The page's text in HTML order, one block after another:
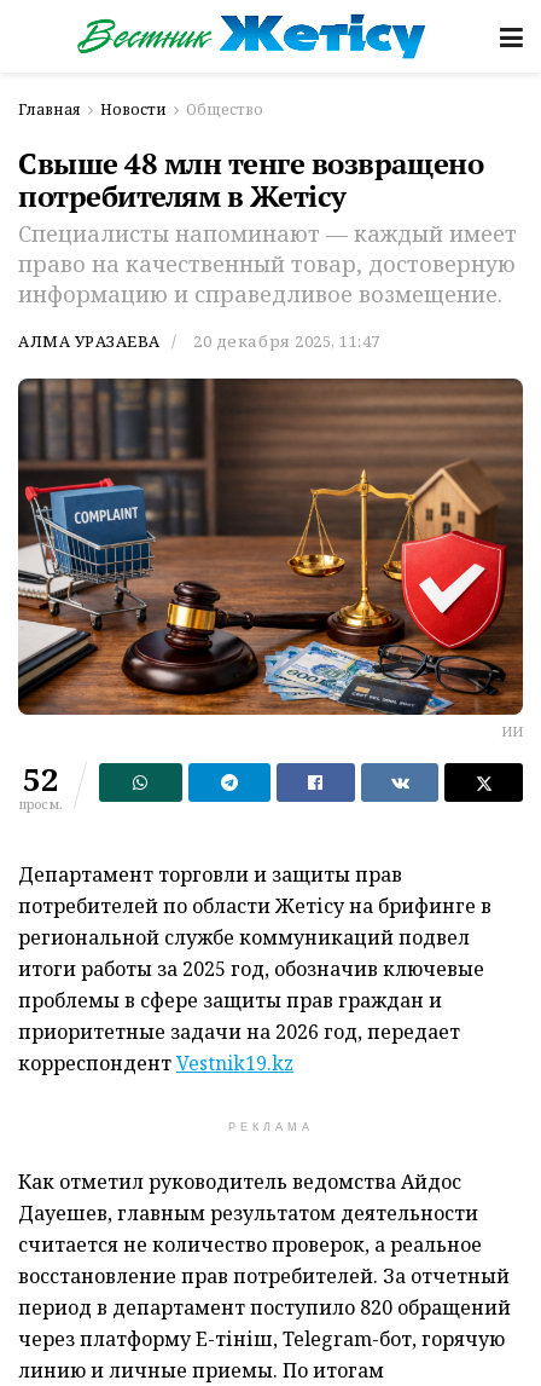
Главная Новости Общество
Свыше 48 млн тенге возвращено
потребителям в Жетісу
Специалисты напоминают — каждый имеет
право на качественный товар, достоверную
информацию и справедливое возмещение.
АЛМА УРАЗАЕВА 20 декабря 2025, 11:47
ИИ
52
просм.
Департамент торговли и защиты прав
потребителей по области Жетісу на брифинге в
региональной службе коммуникаций подвел
итоги работы за 2025 год, обозначив ключевые
проблемы в сфере защиты прав граждан и
приоритетные задачи на 2026 год, передает
корреспондентVestnik19.kz
РЕКЛАМА
Как отметил руководитель ведомства Айдос
Дауешев, главным результатом деятельности
считается не количество проверок, а реальное
восстановление прав потребителей. За отчетный
период в департамент поступило 820 обращений
через платформу E-өтініш, Telegram-бот, горячую
линию и личные приемы. По итогам